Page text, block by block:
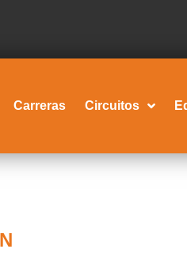
Carreras Circuitos